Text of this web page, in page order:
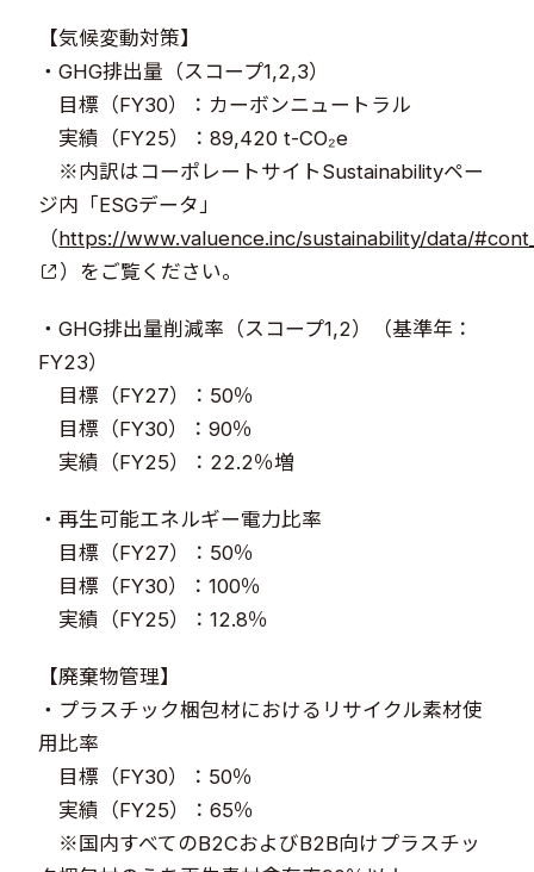
【気候変動対策】
・GHG排出量（スコープ1,2,3）
目標（FY30）：カーボンニュートラル
実績（FY25）：89,420 t-CO₂e
※内訳はコーポレートサイトSustainabilityペー
ジ内「ESGデータ」
（https://www.valuence.inc/sustainability/data/
）をご覧ください。
・GHG排出量削減率（スコープ1,2）（基準年：
FY23）
目標（FY27）：50％
目標（FY30）：90％
実績（FY25）：22.2％増
・再生可能エネルギー電力比率
目標（FY27）：50％
目標（FY30）：100％
実績（FY25）：12.8％
【廃棄物管理】
・プラスチック梱包材におけるリサイクル素材使
用比率
目標（FY30）：50％
実績（FY25）：65％
※国内すべてのB2CおよびB2B向けプラスチッ